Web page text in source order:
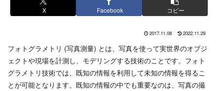
X Facebook コピー
2017.11.08 2022.11.29
フォトグラメトリ (写真測量) とは、写真を使って実世界のオブジ
ェクトや現場を計測し、モデリングする技術のことです。フォト
グラメトリ技術では、既知の情報を利用して未知の情報を得るこ
とが可能となります。既知の情報の中でも重要なのは、写真の撮